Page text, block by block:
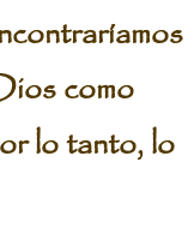
como
lo tanto, lo